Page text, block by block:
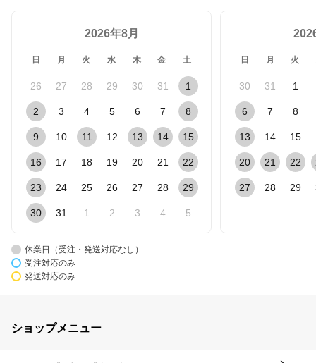
2026年8月
日 月 火 水 木 金 土
26 27 28 29 30 31 1
2 3 4 5 6 7 8
9 10 11 12 13 14 15
16 17 18 19 20 21 22
23 24 25 26 27 28 29
30 31 1 2 3 4 5
日 月 火
30 31 1
6 7 8
13 14 15
20 21 22
27 28 29
休業日（受注・発送対応なし）
受注対応のみ
発送対応のみ
ショップメニュー